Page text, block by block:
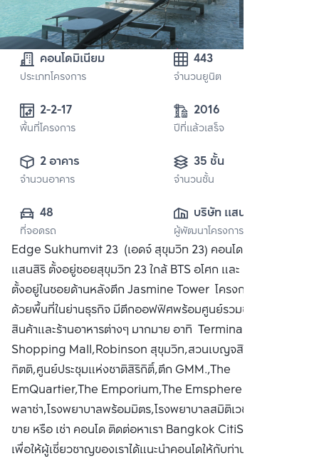
คอนโดมิเนียม
ประเภทโครงการ
443
จำนวนยูนิต
2-2-17
พื้นที่โครงการ
2016
ปีที่แล้วเสร็จ
2 อาคาร
จำนวนอาคาร
35 ชั้น
จำนวนชั้น
48
ที่จอดรถ
บริษัท แสนสิริ
จำกัด (มหาชน)
ผู้พัฒนาโครงการ
Edge Sukhumvit 23 (เอดจ์ สุขุมวิท 23) คอนโดมิเนียมจาก
แสนสิริ ตั้งอยู่ซอยสุขุมวิท 23 ใกล้ BTS อโศก และ MRT สุขุมวิท
ตั้งอยู่ในซอยด้านหลังตึก Jasmine Tower โครงการแวดล้อม
ด้วยพื้นที่ในย่านธุรกิจ มีตึกออฟฟิศพร้อมศูนย์รวมของห้างสรรพ
สินค้าและร้านอาหารต่างๆ มากมาย อาทิ Terminal 21
Shopping Mall,Robinson สุขุมวิท,สวนเบญจสิริ,สวนเบญจ
กิตติ,ศูนย์ประชุมแห่งชาติสิริกิติ์,ตึก GMM.,The
EmQuartier,The Emporium,The Emsphere ประสานมิตร
พลาซ่า,โรงพยาบาลพร้อมมิตร,โรงพยาบาลสมิติเวช สุขุมวิท ซื้อ
ขาย หรือ เช่า คอนโด ติดต่อหาเรา Bangkok CitiSmart ได้ทันที
เพื่อให้ผู้เชี่ยวชาญของเราได้แนะนำคอนโดให้กับท่าน